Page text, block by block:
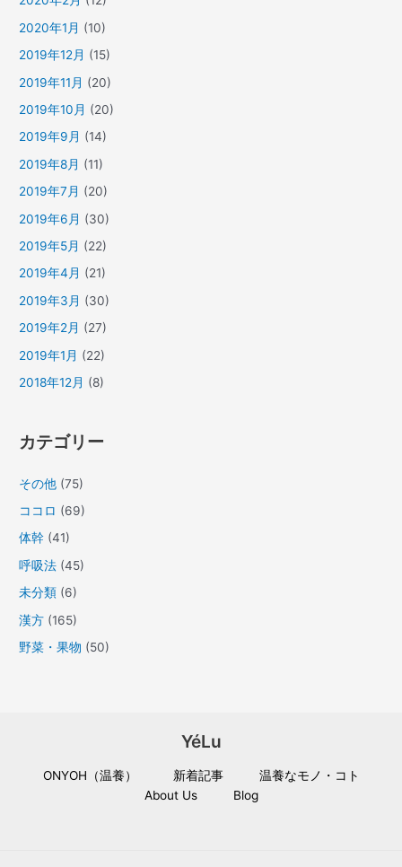
2020年1月 (10)
2019年12月 (15)
2019年11月 (20)
2019年10月 (20)
2019年9月 (14)
2019年8月 (11)
2019年7月 (20)
2019年6月 (30)
2019年5月 (22)
2019年4月 (21)
2019年3月 (30)
2019年2月 (27)
2019年1月 (22)
2018年12月 (8)
カテゴリー
その他 (75)
ココロ (69)
体幹 (41)
呼吸法 (45)
未分類 (6)
漢方 (165)
野菜・果物 (50)
YéLu
ONYOH（温養） 新着記事
温養なモノ・コト
About Us
Blog